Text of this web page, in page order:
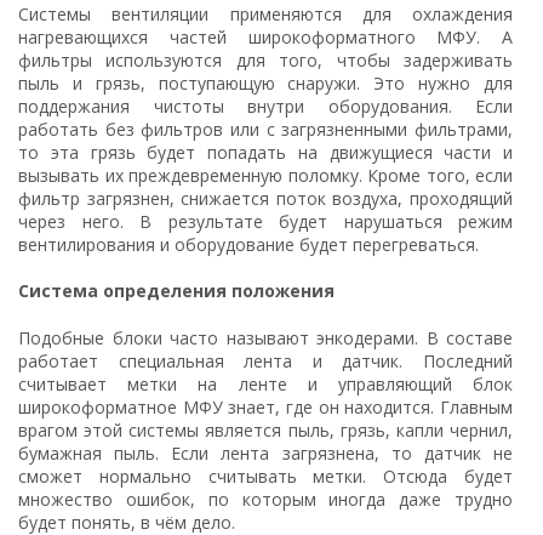
Системы вентиляции применяются для охлаждения
нагревающихся частей широкоформатного МФУ. А
фильтры используются для того, чтобы задерживать
пыль и грязь, поступающую снаружи. Это нужно для
поддержания чистоты внутри оборудования. Если
работать без фильтров или с загрязненными фильтрами,
то эта грязь будет попадать на движущиеся части и
вызывать их преждевременную поломку. Кроме того, если
фильтр загрязнен, снижается поток воздуха, проходящий
через него. В результате будет нарушаться режим
вентилирования и оборудование будет перегреваться.
Система определения положения
Подобные блоки часто называют энкодерами. В составе
работает специальная лента и датчик. Последний
считывает метки на ленте и управляющий блок
широкоформатное МФУ знает, где он находится. Главным
врагом этой системы является пыль, грязь, капли чернил,
бумажная пыль. Если лента загрязнена, то датчик не
сможет нормально считывать метки. Отсюда будет
множество ошибок, по которым иногда даже трудно
будет понять, в чём дело.